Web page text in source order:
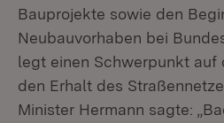
Bauprojekte sowie den
Neubauvorhaben bei
legt einen Schwerpunkt auf
den Erhalt des
Minister Hermann sagte: